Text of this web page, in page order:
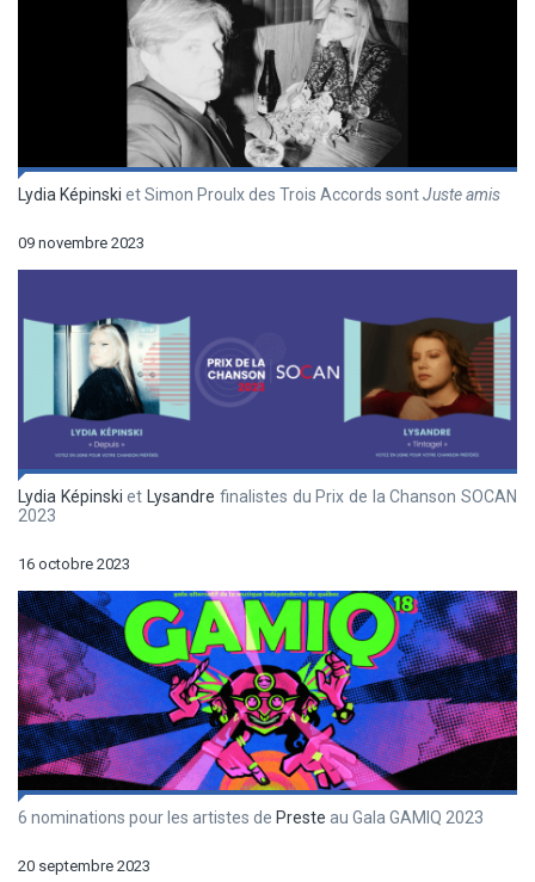
Lydia Képinski et Simon Proulx des Trois Accords sontJuste amis
09 novembre 2023
Lydia Képinski et Lysandre finalistes du Prix de la Chanson SOCAN
2023
16 octobre 2023
6 nominations pour les artistes de Preste au Gala GAMIQ 2023
20 septembre 2023